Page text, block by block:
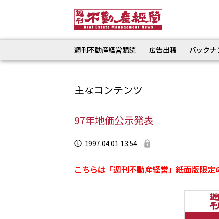
週刊不動産経営購読 広告出稿 バック
主なコンテンツ
97年地価公示発表
1997.04.01 13:54
こちらは「週刊不動産経営」紙面版限定